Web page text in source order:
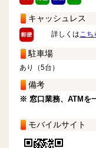
キャッシュレス
詳しくはこち
駐車場
あり（5台）
備考
※ 窓口業務、ATMを
モバイルサイト